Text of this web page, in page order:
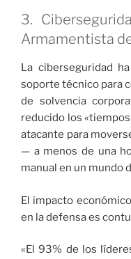
3.
Armamentista
La ciberseguridad
soporte técnico para
de solvencia
reducido los
atacante para
— a menos de una
manual en un mundo
El impacto
en la defensa es
«El 93% de los